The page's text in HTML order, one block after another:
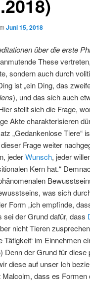
Juni 15, 2018
über die erste
These
sondern auch durch
ist „ein Ding, das
), und das sich auch
stellt sich die Frage,
Akte charakterisieren
„Gedankenlose Tiere“
Frage weiter
jederWunsch, jeder
Kern hat.“
was sich
Form „ich empfinde,
sei der Grund dafür, dass
nicht Tieren
Tätigkeit‘ im Einnehmen
Denn der Grund für
diese auf unser Ich
Malcolm, dass es